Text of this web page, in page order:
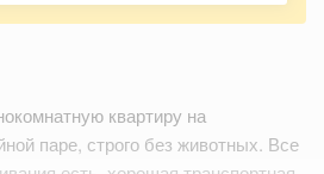
квартиру на
паре, строго без животных. Все